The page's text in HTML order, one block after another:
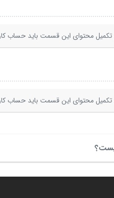
تکمیل محتوای این قسمت باید حساب
تکمیل محتوای این قسمت باید حساب